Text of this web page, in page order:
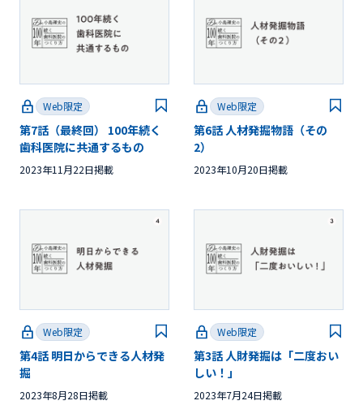
Web限定
第7話（最終回） 100年続く
歯科医院に共通するもの
2023年11月22日掲載
Web限定
第6話 人材発掘物語（その
2）
2023年10月20日掲載
Web限定
第4話 明日からできる人材発
掘
2023年8月28日掲載
Web限定
第3話 人財発掘は「二度おい
しい！」
2023年7月24日掲載